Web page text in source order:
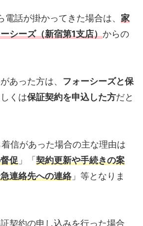
電話が掛かってきた場合は、 家
シーズ（新宿第1支店）からの
あった方は、 フォーシーズと保
くは保証契約を申込した方だと
信があった場合の主な理由は
促 」「 契約更新や手続きの案
連絡先への連絡」等となりま
契約の申し込みを行った場合